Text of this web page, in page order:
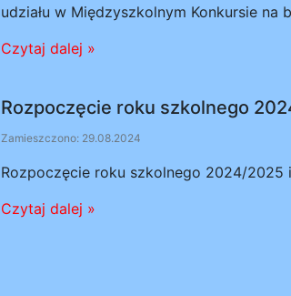
udziału w Międzyszkolnym Konkursie
Czytaj dalej »
Rozpoczęcie roku szkolnego
Zamieszczono: 29.08.2024
Rozpoczęcie roku szkolnego 2024/2025
Czytaj dalej »